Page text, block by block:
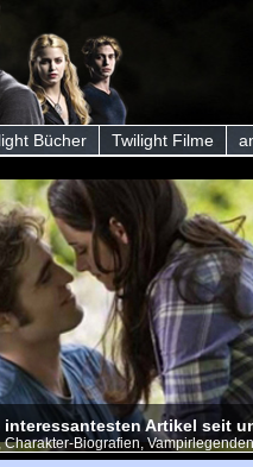
Bücher Twilight Filme
Artikel seit
Biografien,